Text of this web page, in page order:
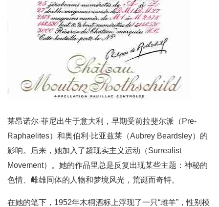
莱昂诺尔·菲尼出生于意大利，早期受前拉斐尔派（Pre-
Raphaelites）和奥伯利·比亚兹莱（Aubrey Beardsley）的
影响。后来，她加入了超现实主义运动（Surrealist
Movement）。她的作品里总是反复出现某些主题：神秘的
色情、雌雄同体的人物和梦境风光，荒诞而奇特。
在她的笔下，1952年木桐酒标上浮现了一只“雌羊”，性别模